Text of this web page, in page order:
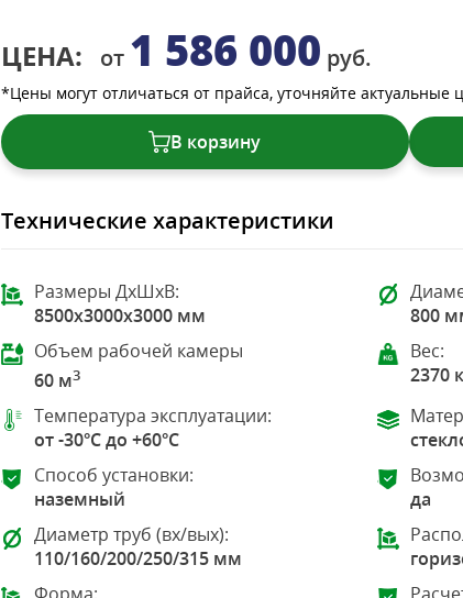
ЦЕНА: от 1 586 000 руб.
*Цены могут отличаться от прайса, уточняйте актуальные
В корзину
Технические характеристики
Размеры ДхШхВ:
8500x3000x3000 мм
800
Объем рабочей камеры
60 м3
Вес:
2370
Температура эксплуатации:
от -30°C до +60°C
Способ установки:
наземный
да
Диаметр труб (вх/вых):
110/160/200/250/315 мм